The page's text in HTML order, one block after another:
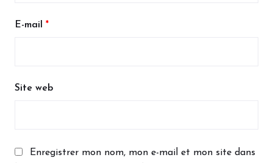
E-mail *
Site web
Enregistrer mon nom, mon e-mail et mon site dans